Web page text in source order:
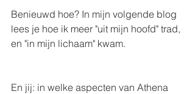
Benieuwd hoe? In mijn volgende blog
lees je hoe ik meer "uit mijn hoofd" trad,
en "in mijn lichaam" kwam.
En jij: in welke aspecten van Athena